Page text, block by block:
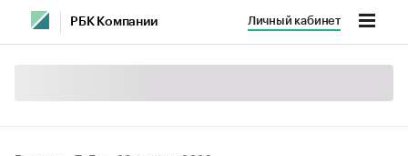
РБК Компании Личный кабинет